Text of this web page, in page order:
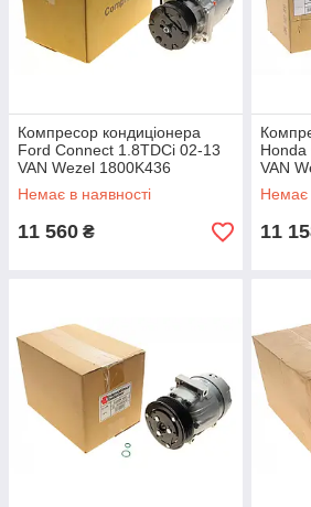
Компресор кондиціонера
Ford Connect 1.8TDCi 02-13
VAN Wezel 1800K436
Немає в наявності
11 560 ₴
Honda
VAN
Немає
11